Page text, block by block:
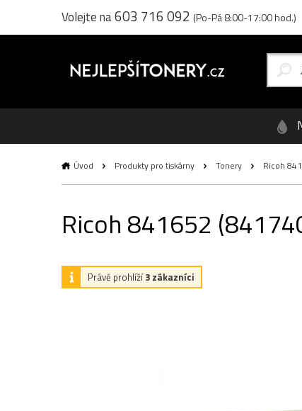
Volejte na603 716 092 (Po-Pá 8:00-17:00 hod.)
Úvod Produkty pro tiskárny Tonery Ricoh
Ricoh 841652
Právě prohlíží3 zákazníci